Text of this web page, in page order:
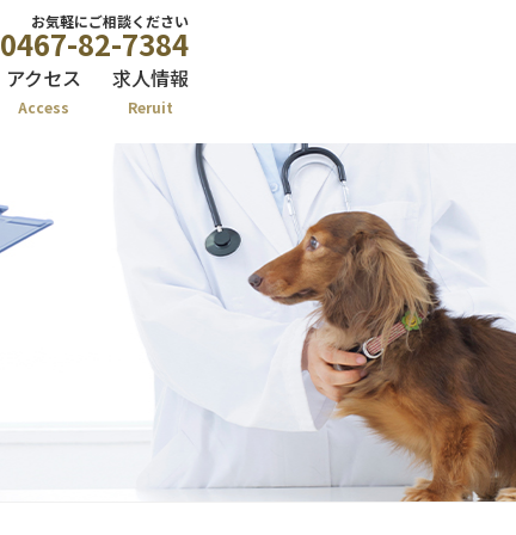
アクセス
Access
求人情報
Reruit
お気軽にご相談ください
0467-82-7384